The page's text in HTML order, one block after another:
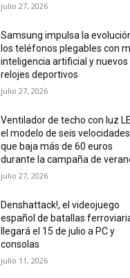
julio 27, 2026
Samsung impulsa la
los teléfonos plegables con
inteligencia artificial y nuevos
relojes deportivos
julio 27, 2026
Ventilador de techo con luz
el modelo de seis velocidades
que baja más de 60 euros
durante la campaña de
julio 27, 2026
Denshattack!, el videojuego
español de batallas
llegará el 15 de julio a PC y
consolas
julio 11, 2026